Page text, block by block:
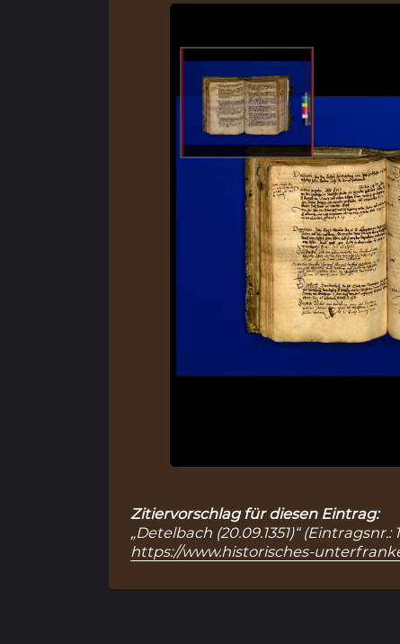
Zitiervorschlag für diesen Eintrag:
„Detelbach (20.09.1351)“
https://www.historisches-